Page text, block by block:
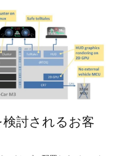
討されるお客